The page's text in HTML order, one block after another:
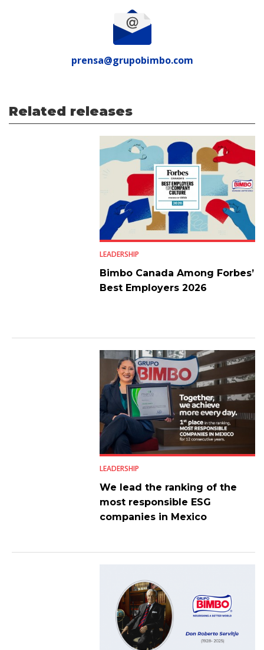
prensa@grupobimbo.com
Related releases
LEADERSHIP
Bimbo Canada Among Forbes’
Best Employers 2026
LEADERSHIP
We lead the ranking of the
most responsible ESG
companies in Mexico